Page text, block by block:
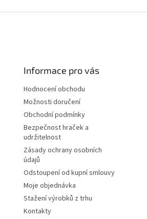
Informace pro vás
Hodnocení obchodu
Možnosti doručení
Obchodní podmínky
Bezpečnost hraček a
udržitelnost
Zásady ochrany osobních
údajů
Odstoupení od kupní smlouvy
Moje objednávka
Stažení výrobků z trhu
Kontakty